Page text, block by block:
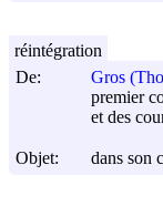
De:
Gros
premier
et des
Objet: dans son
réintégration